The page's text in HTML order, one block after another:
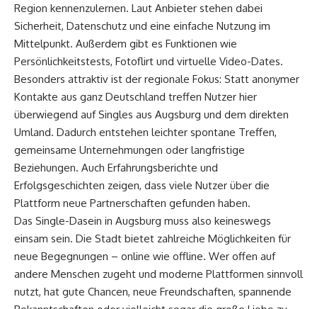
Region kennenzulernen. Laut Anbieter stehen dabei
Sicherheit, Datenschutz und eine einfache Nutzung im
Mittelpunkt. Außerdem gibt es Funktionen wie
Persönlichkeitstests, Fotoflirt und virtuelle Video-Dates.
Besonders attraktiv ist der regionale Fokus: Statt anonymer
Kontakte aus ganz Deutschland treffen Nutzer hier
überwiegend auf Singles aus Augsburg und dem direkten
Umland. Dadurch entstehen leichter spontane Treffen,
gemeinsame Unternehmungen oder langfristige
Beziehungen. Auch Erfahrungsberichte und
Erfolgsgeschichten zeigen, dass viele Nutzer über die
Plattform neue Partnerschaften gefunden haben.
Das Single-Dasein in Augsburg muss also keineswegs
einsam sein. Die Stadt bietet zahlreiche Möglichkeiten für
neue Begegnungen – online wie offline. Wer offen auf
andere Menschen zugeht und moderne Plattformen sinnvoll
nutzt, hat gute Chancen, neue Freundschaften, spannende